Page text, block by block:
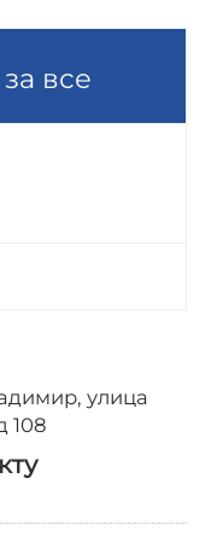
все
улица
108